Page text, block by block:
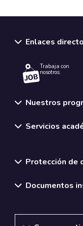
Enlaces
Trabaja con
nosotros.
Nuestros
Servicios
Protección de
Documentos